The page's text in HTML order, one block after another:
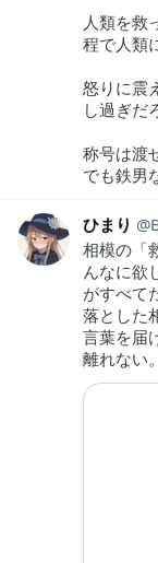
人類を救
程で人類
怒りに震
し過ぎだ
称号は渡
でも鉄男
ひまり
相模の「
んなに欲
がすべて
落とした
言葉を届
離れない。